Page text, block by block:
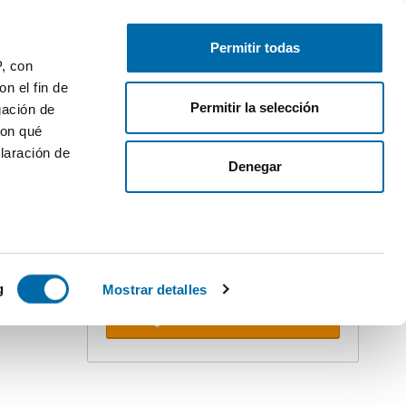
con
el fin de
de
qué
de
(huellas
Mostrar detalles
Permitir todas
Permitir la selección
Denegar
Publique gratuitamente Inicie sessão
Não deixe que o ultrapassem. Receba